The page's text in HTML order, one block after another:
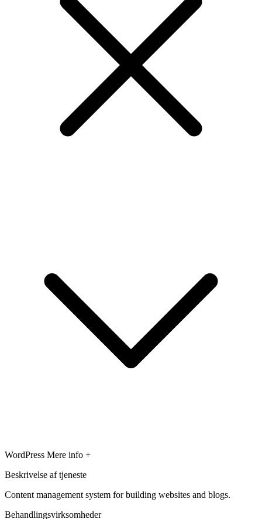
WordPress Mere info +
Beskrivelse af tjeneste
Content management system for building websites and blogs.
Behandlingsvirksomheder